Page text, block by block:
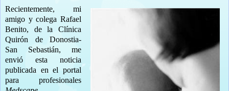
Recientemente, mi
amigo y colega Rafael
Benito, de la Clínica
Quirón de Donostia-
San Sebastián, me
envió esta noticia
publicada en el portal
para profesionales